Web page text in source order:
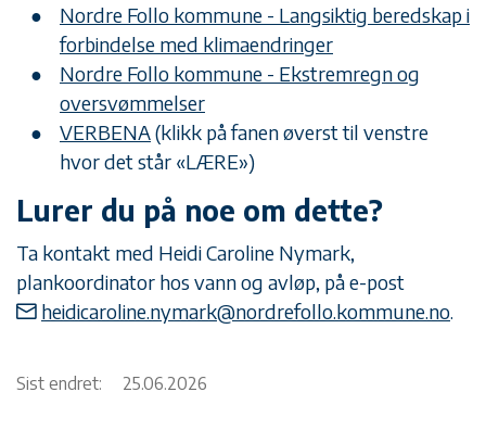
Nordre Follo kommune - Langsiktig beredskap i
forbindelse med klimaendringer
Nordre Follo kommune - Ekstremregn og
oversvømmelser
VERBENA(klikk på fanen øverst til venstre
hvor det står «LÆRE»)
Lurer du på noe om dette?
Ta kontakt med Heidi Caroline Nymark,
plankoordinator hos vann og avløp, på e-post
heidicaroline.nymark@nordrefollo.kommune.no.
Sist endret: 25.06.2026